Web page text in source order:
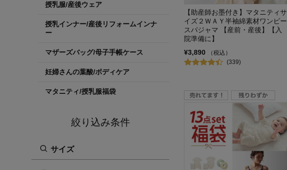
授乳服/産後ウェア
授乳インナー/産後リフォームインナ
ー
マザーズバッグ/母子手帳ケース
妊婦さんの葉酸/ボディケア
マタニティ/授乳服福袋
絞り込み条件
サイズ
【助産師お墨付き】マタニティサ
イズ２ＷＡＹ半袖綿素材ワンピー
スパジャマ 【産前・産後】【入
院準備に】
¥3,890
（税込）
(339)